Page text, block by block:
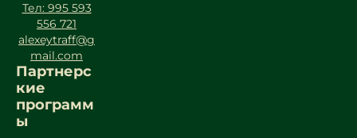
Тел: 995 593
556 721
alexeytraff@g
mail.com
Партнерс
кие
программ
ы